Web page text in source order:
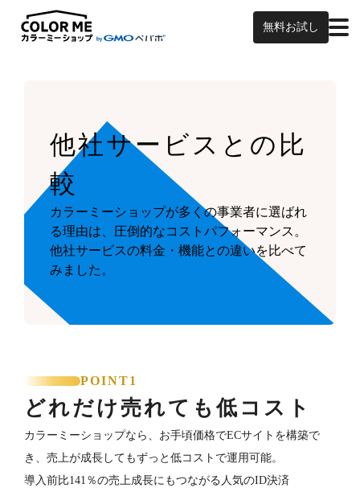
無料お試し
他社サービスとの比
較
カラーミーショップが多くの事業者に選ばれ
る理由は、圧倒的なコストパフォーマンス。
他社サービスの料金・機能との違いを比べて
みました。
POINT1
どれだけ売れても低コスト
カラーミーショップなら、お手頃価格でECサイトを構築で
き、売上が成長してもずっと低コストで運用可能。
導入前比141％の売上成長にもつながる人気のID決済